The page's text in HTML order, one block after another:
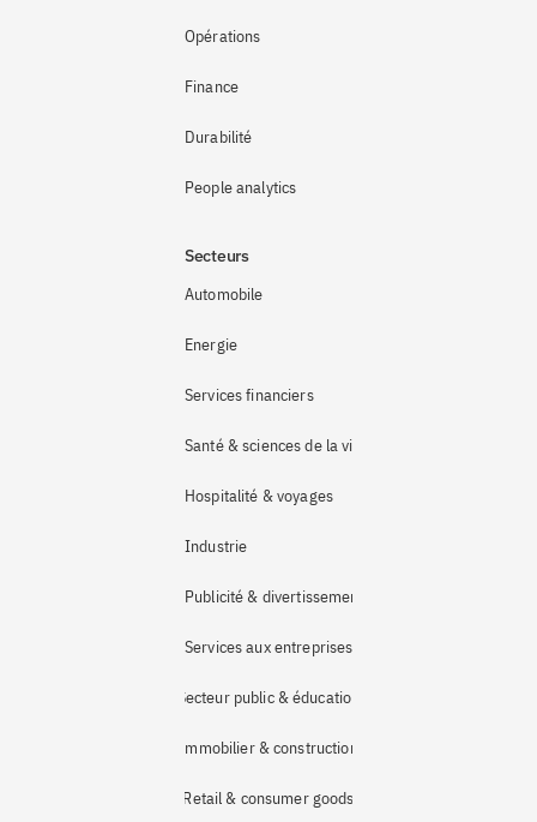
Opérations
Finance
Durabilité
People analytics
Secteurs
Automobile
Energie
Services financiers
Santé & sciences de la vie
Hospitalité & voyages
Industrie
Publicité & divertissement
Services aux entreprises
Secteur public & éducation
Immobilier & construction
Retail & consumer goods